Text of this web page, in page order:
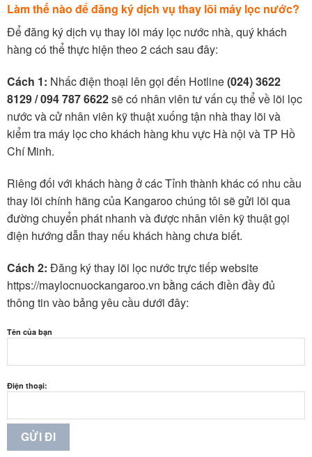
Làm thế nào để đăng ký dịch vụ thay lõi máy lọc nước?
Để đăng ký dịch vụ thay lõi máy lọc nước nhà, quý khách
hàng có thể thực hiện theo 2 cách sau đây:
Cách 1: Nhấc điện thoại lên gọi đến Hotline(024) 3622
8129 / 094 787 6622sẽ có nhân viên tư vấn cụ thể về lõi lọc
nước và cử nhân viên kỹ thuật xuống tận nhà thay lõi và
kiểm tra máy lọc cho khách hàng khu vực Hà nội và TP Hồ
Chí Minh.
Riêng đối với khách hàng ở các Tỉnh thành khác có nhu cầu
thay lõi chính hãng của Kangaroo chúng tôi sẽ gửi lõi qua
đường chuyển phát nhanh và được nhân viên kỹ thuật gọi
điện hướng dẫn thay nếu khách hàng chưa biết.
Cách 2: Đăng ký thay lõi lọc nước trực tiếp website
https://maylocnuockangaroo.vn bằng cách điền đầy đủ
thông tin vào bảng yêu cầu dưới đây:
Tên của bạn
Điện thoại: